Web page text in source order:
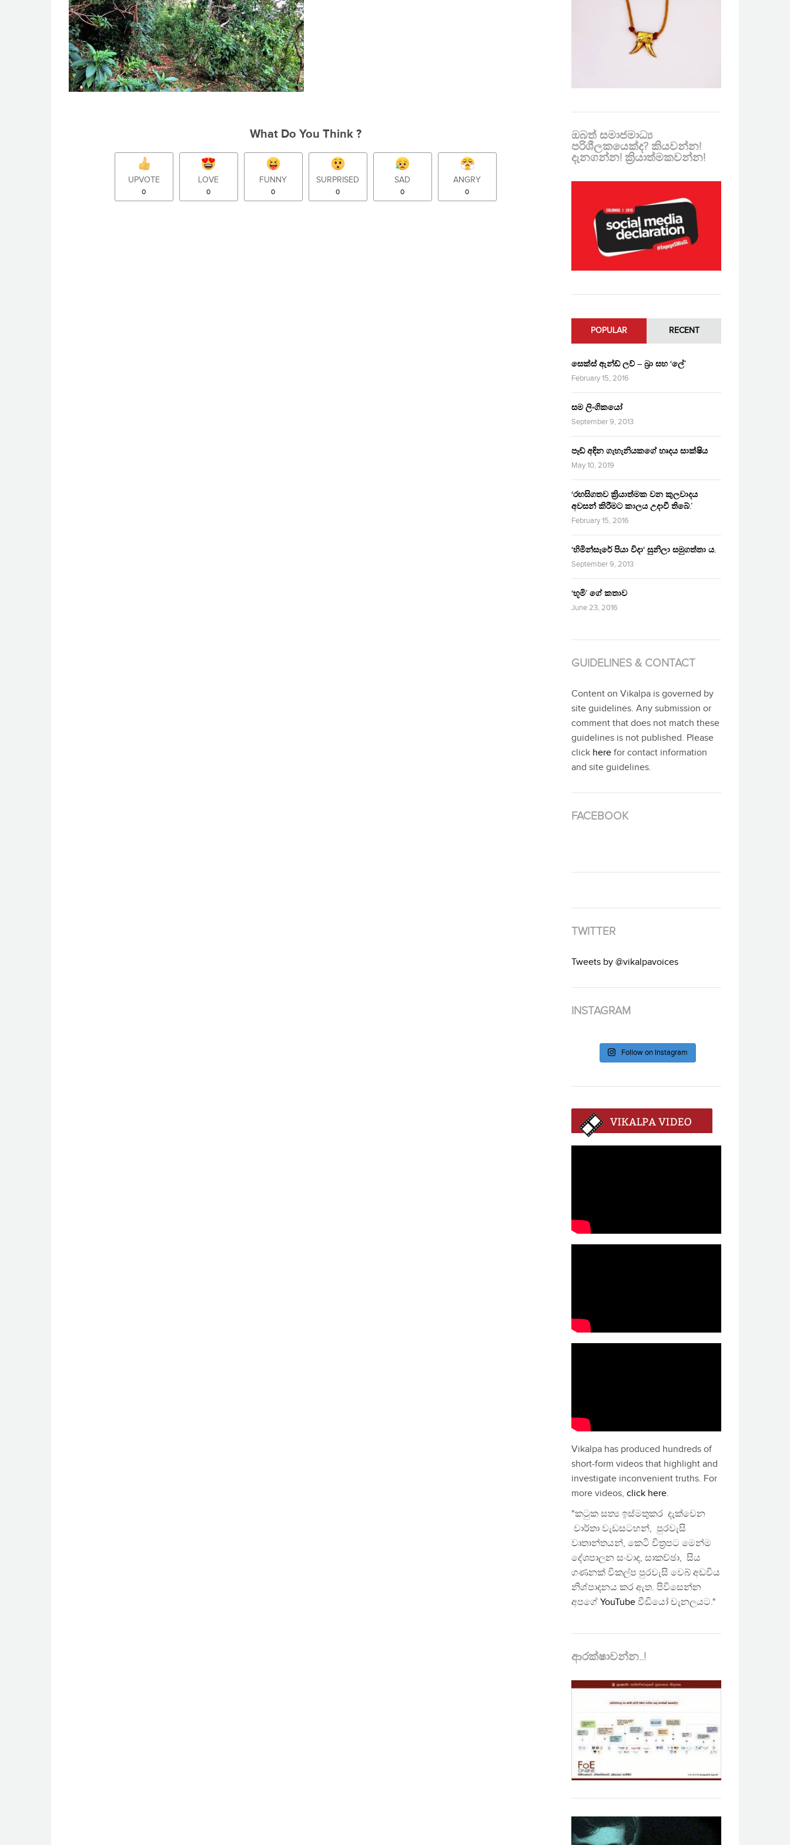
What Do You Think ?
UPVOTE
0
LOVE
0
FUNNY
0
SURPRISED
0
SAD
0
ANGRY
0
ඔබත් සමාජමාධ්‍ය
පරිශීලකයෙක්ද? කියවන්න!
දැනගන්න! ක්‍රියාත්මකවන්න!
POPULAR RECENT
සෙක්ස් ඇන්ඩ් ලව් – බ්‍රා සහ ‘ලේ’
February 15, 2016
සම ලිංගිකයෝ
September 9, 2013
පෑඩ් අඳින ගැහැනියකගේ හෘදය සාක්ෂිය
May 10, 2019
‘රහසිගතව ක්‍රියාත්මක වන කුලවාදය
අවසන් කිරීමට කාලය උදාවී තිබේ.’
February 15, 2016
‘හිමින්සැරේ පියා විදා‘ සුනිලා සමුගත්තා ය.
September 9, 2013
‘භූමි’ ගේ කතාව
June 23, 2016
GUIDELINES & CONTACT
Content on Vikalpa is governed by
site guidelines. Any submission or
comment that does not match these
guidelines is not published. Please
click here for contact information
and site guidelines.
FACEBOOK
TWITTER
Tweets by @vikalpavoices
INSTAGRAM
Follow on Instagram
Vikalpa has produced hundreds of
short-form videos that highlight and
investigate inconvenient truths. For
more videos, click here.
"කටුක සත්‍ය ඉස්මතුකර දැක්වෙන
වාර්තා වැඩසටහන්, පුරවැසි
වෘතාන්තයන්, කෙටි චිත්‍රපට මෙන්ම
දේශපාලන සංවාද, සාකච්ඡා, සිය
ගණනක් විකල්ප පුරවැසි වෙබ් අඩවිය
නිශ්පාදනය කර ඇත. පිවිසෙන්න
අපගේ YouTube වීඩියෝ චැනලයට."
ආරක්ෂාවන්න..!